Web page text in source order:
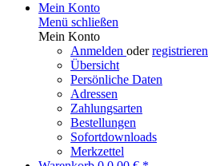
Mein Konto
Menü schließen
Mein Konto
Anmelden oderregistrieren
Übersicht
Persönliche Daten
Adressen
Zahlungsarten
Bestellungen
Sofortdownloads
Merkzettel